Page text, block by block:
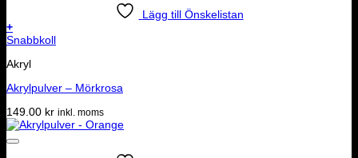
Lägg till Önskelistan
+
Snabbkoll
Akryl
Akrylpulver – Mörkrosa
149.00 kr inkl. moms